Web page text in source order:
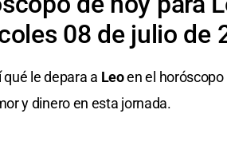
08 de julio de
qué le depara a Leoen el horóscopo
y dinero en esta jornada.